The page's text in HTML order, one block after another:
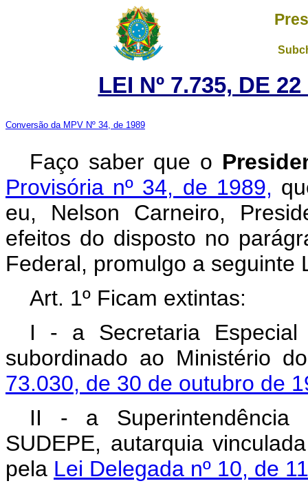
LEI Nº 7.735, DE
Conversão da MPV Nº 34, de 1989
Faço saber que o
Provisória nº 34, de 1989,
eu, Nelson Carneiro,
efeitos do disposto no
Federal, promulgo a seguinte
Art. 1º Ficam extintas:
I - a Secretaria Especial
subordinado ao Ministério
73.030, de 30 de outubro de
II - a Superintendência
SUDEPE, autarquia
pela Lei Delegada nº 10, de